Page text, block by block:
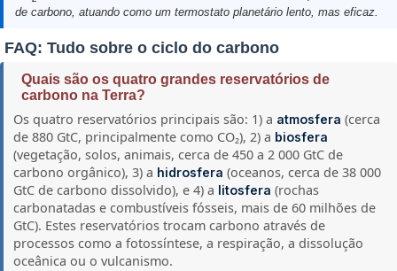
de carbono, atuando como um termostato planetário lento, mas eficaz.
FAQ: Tudo sobre o ciclo do carbono
Quais são os quatro grandes reservatórios de
carbono na Terra?
Os quatro reservatórios principais são: 1) a atmosfera (cerca
de 880 GtC, principalmente como CO₂), 2) a biosfera
(vegetação, solos, animais, cerca de 450 a 2 000 GtC de
carbono orgânico), 3) a hidrosfera (oceanos, cerca de 38 000
GtC de carbono dissolvido), e 4) a litosfera (rochas
carbonatadas e combustíveis fósseis, mais de 60 milhões de
GtC). Estes reservatórios trocam carbono através de
processos como a fotossíntese, a respiração, a dissolução
oceânica ou o vulcanismo.